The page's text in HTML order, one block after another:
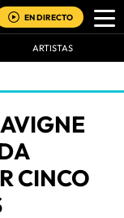
EN DIRECTO
ARTISTAS
CINCO